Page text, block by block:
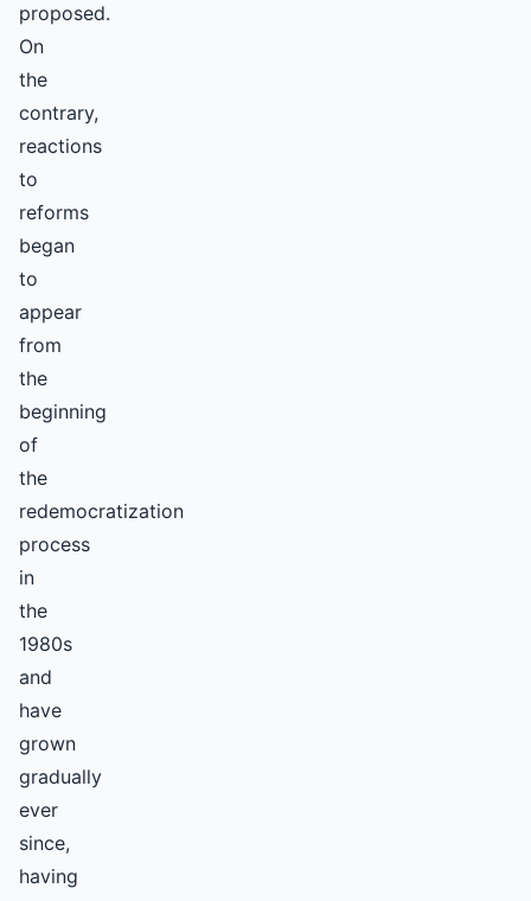
proposed.
On
the
contrary,
reactions
to
reforms
began
to
appear
from
the
beginning
of
the
redemocratization
process
in
the
1980s
and
have
grown
gradually
ever
since,
having